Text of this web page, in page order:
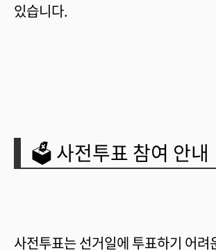
있습니다.
🗳️ 사전투표 참여 안내
사전투표는 선거일에 투표하기 어려